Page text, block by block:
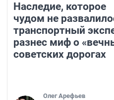
Наследие, которое
чудом не
транспортный
разнес миф о
советских дорогах
Олег Арефьев